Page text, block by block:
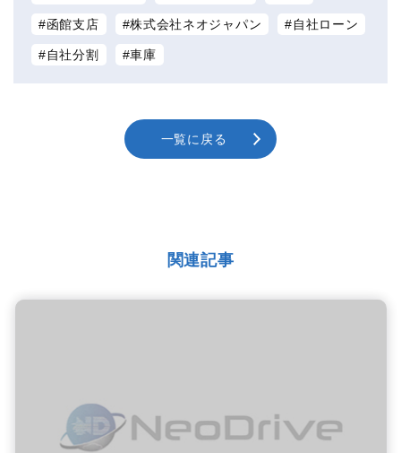
函館支店 株式会社ネオジャパン 自社ローン
自社分割 車庫
一覧に戻る
関連記事